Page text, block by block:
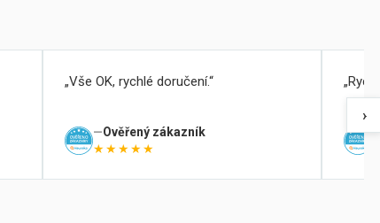
Vše OK, rychlé doručení.
Ověřený zákazník
★★★★★
›